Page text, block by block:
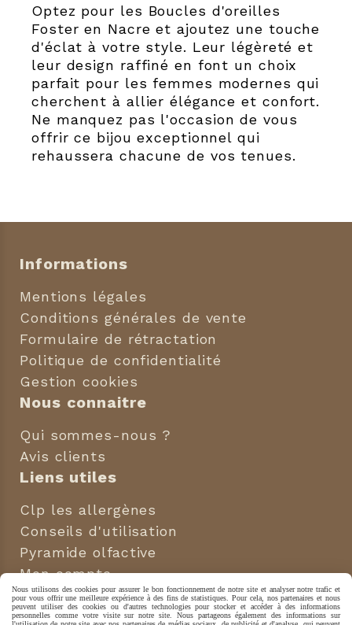
Optez pour les Boucles d'oreilles
Foster en Nacre et ajoutez une touche
d'éclat à votre style. Leur légèreté et
leur design raffiné en font un choix
parfait pour les femmes modernes qui
cherchent à allier élégance et confort.
Ne manquez pas l'occasion de vous
offrir ce bijou exceptionnel qui
rehaussera chacune de vos tenues.
Informations
Mentions légales
Conditions générales de vente
Formulaire de rétractation
Politique de confidentialité
Gestion cookies
Nous connaitre
Qui sommes-nous ?
Avis clients
Liens utiles
Clp les allergènes
Conseils d'utilisation
Pyramide olfactive
Mon compte
Nous suivre
Nous utilisons des cookies pour assurer le bon fonctionnement de notre site et analyser notre trafic et
pour vous offrir une meilleure expérience à des fins de statistiques. Pour cela, nos partenaires et nous
peuvent utiliser des cookies ou d'autres technologies pour stocker et accéder à des informations
personnelles comme votre visite sur notre site. Nous partageons également des informations sur